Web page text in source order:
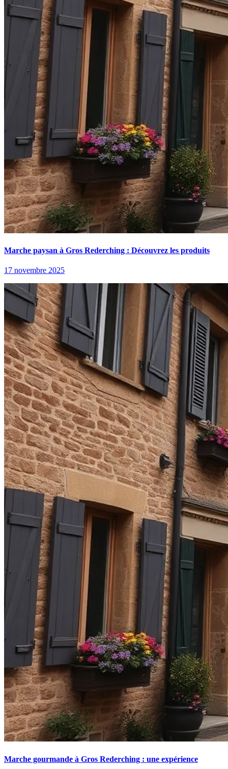
Marche paysan à Gros Rederching : Découvrez les produits
17 novembre 2025
Marche gourmande à Gros Rederching : une expérience